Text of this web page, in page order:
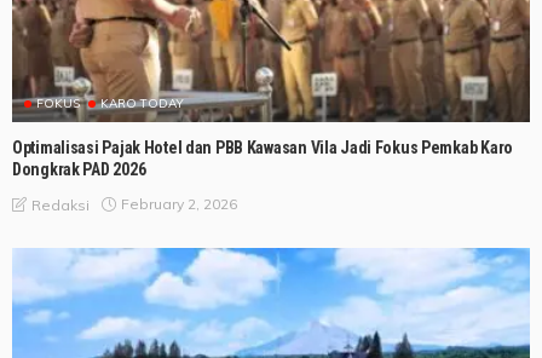
FOKUS KARO TODAY
Optimalisasi Pajak Hotel dan PBB Kawasan Vila Jadi Fokus Pemkab Karo
Dongkrak PAD 2026
Redaksi February 2, 2026